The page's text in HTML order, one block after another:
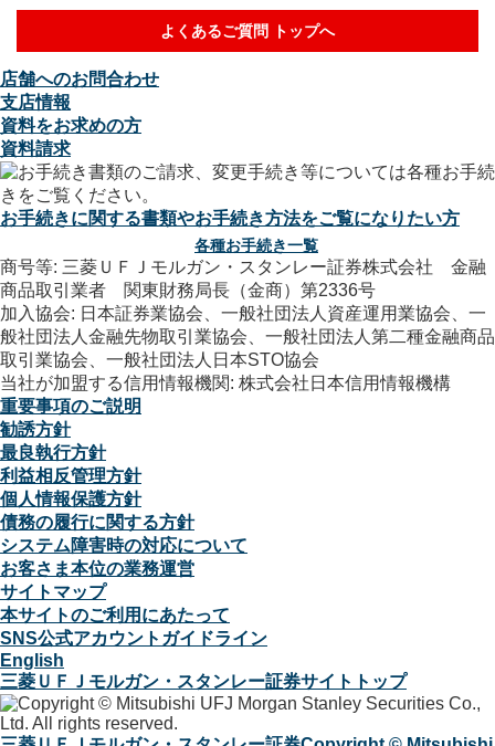
よくあるご質問 トップへ
店舗へのお問合わせ
支店情報
資料をお求めの方
資料請求
お手続きに関する書類やお手続き方法をご覧になりたい方
各種お手続き一覧
商号等: 三菱ＵＦＪモルガン・スタンレー証券株式会社 金融
商品取引業者 関東財務局長（金商）第2336号
加入協会: 日本証券業協会、一般社団法人資産運用業協会、一
般社団法人金融先物取引業協会、一般社団法人第二種金融商品
取引業協会、一般社団法人日本STO協会
当社が加盟する信用情報機関: 株式会社日本信用情報機構
重要事項のご説明
勧誘方針
最良執行方針
利益相反管理方針
個人情報保護方針
債務の履行に関する方針
システム障害時の対応について
お客さま本位の業務運営
サイトマップ
本サイトのご利用にあたって
SNS公式アカウントガイドライン
English
三菱ＵＦＪモルガン・スタンレー証券サイトトップ